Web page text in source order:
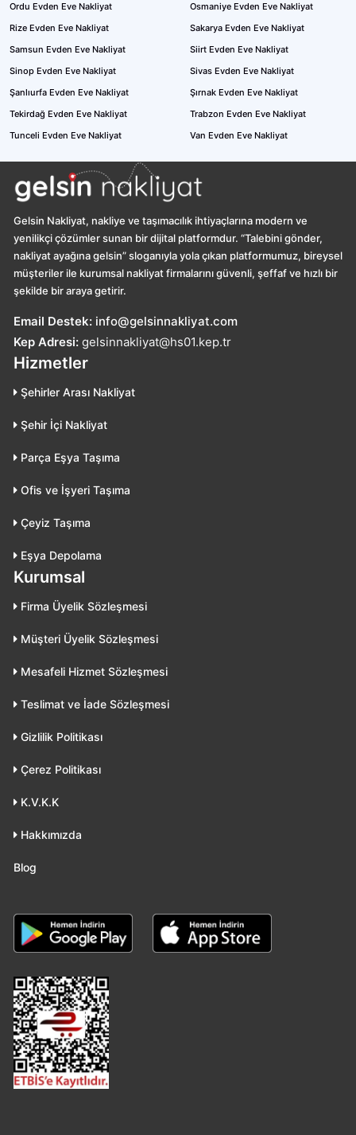
Ordu Evden Eve Nakliyat
Osmaniye Evden Eve Nakliyat
Rize Evden Eve Nakliyat
Sakarya Evden Eve Nakliyat
Samsun Evden Eve Nakliyat
Siirt Evden Eve Nakliyat
Sinop Evden Eve Nakliyat
Sivas Evden Eve Nakliyat
Şanlıurfa Evden Eve Nakliyat
Şırnak Evden Eve Nakliyat
Tekirdağ Evden Eve Nakliyat
Trabzon Evden Eve Nakliyat
Tunceli Evden Eve Nakliyat
Van Evden Eve Nakliyat
Gelsin Nakliyat, nakliye ve taşımacılık ihtiyaçlarına modern ve
yenilikçi çözümler sunan bir dijital platformdur. “Talebini gönder,
nakliyat ayağına gelsin” sloganıyla yola çıkan platformumuz, bireysel
müşteriler ile kurumsal nakliyat firmalarını güvenli, şeffaf ve hızlı bir
şekilde bir araya getirir.
Email Destek: info@gelsinnakliyat.com
Kep Adresi: gelsinnakliyat@hs01.kep.tr
Hizmetler
Şehirler Arası Nakliyat
Şehir İçi Nakliyat
Parça Eşya Taşıma
Ofis ve İşyeri Taşıma
Çeyiz Taşıma
Eşya Depolama
Kurumsal
Firma Üyelik Sözleşmesi
Müşteri Üyelik Sözleşmesi
Mesafeli Hizmet Sözleşmesi
Teslimat ve İade Sözleşmesi
Gizlilik Politikası
Çerez Politikası
K.V.K.K
Hakkımızda
Blog